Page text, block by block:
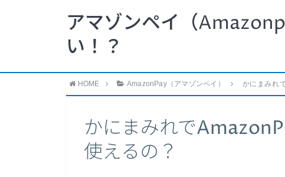
アマゾンペイ（
い！？
HOME AmazonPay（アマゾンペイ） かにまみれ
かにまみれで
使えるの？